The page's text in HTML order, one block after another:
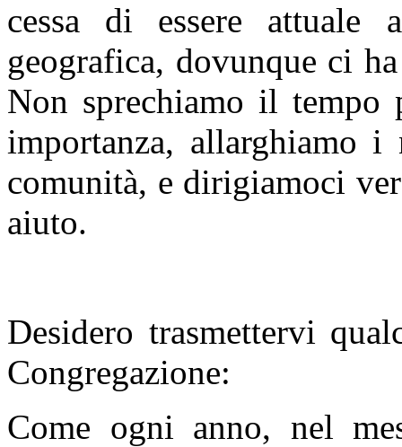
cessa di essere attuale
geografica, dovunque ci
Non sprechiamo il tempo
importanza, allarghiamo
comunità, e dirigiamoci
aiuto.
Desidero trasmettervi
Congregazione:
Come ogni anno, nel